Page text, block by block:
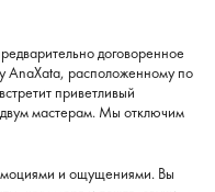
договоренное
АnaXata, расположенному по
приветливый
мастерам. Мы отключим
и ощущениями. Вы